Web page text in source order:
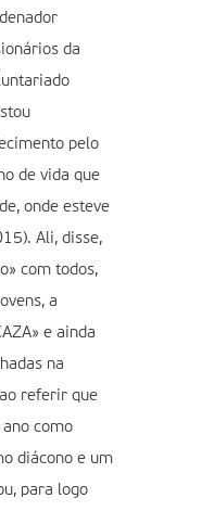
da
pelo
de vida que
onde esteve
Ali, disse,
com todos,
a
e ainda
na
referir que
como
diácono e um
para logo